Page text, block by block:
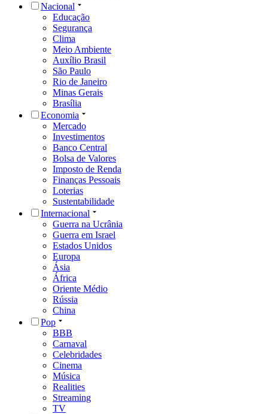
Nacional
Educação
Segurança
Clima
Meio Ambiente
Auxílio Brasil
São Paulo
Rio de Janeiro
Minas Gerais
Brasília
Economia
Mercado
Investimentos
Banco Central
Bolsa de Valores
Imposto de Renda
Finanças Pessoais
Loterias
Sustentabilidade
Internacional
Guerra na Ucrânia
Guerra em Israel
Estados Unidos
Europa
Ásia
África
Oriente Médio
Rússia
China
Pop
BBB
Carnaval
Celebridades
Cinema
Música
Realities
Streaming
TV